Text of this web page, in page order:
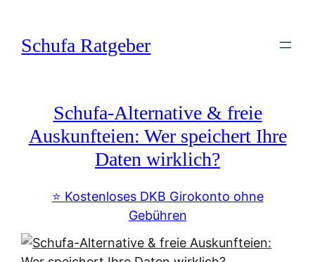
springen
Schufa Ratgeber
Schufa-Alternative & freie
Auskunfteien: Wer speichert Ihre
Daten wirklich?
⭐️ Kostenloses DKB Girokonto ohne
Gebühren